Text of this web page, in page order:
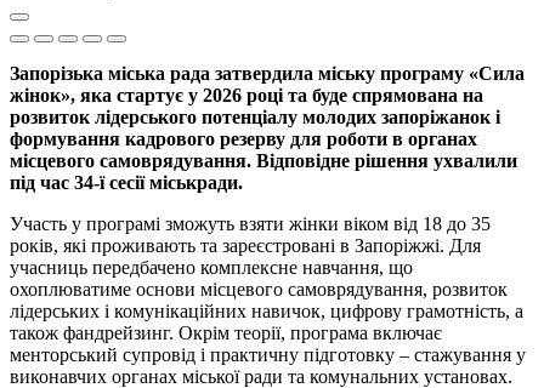
Запорізька міська рада затвердила міську програму «Сила
жінок», яка стартує у 2026 році та буде спрямована на
розвиток лідерського потенціалу молодих запоріжанок і
формування кадрового резерву для роботи в органах
місцевого самоврядування. Відповідне рішення ухвалили
під час 34-ї сесії міськради.
Участь у програмі зможуть взяти жінки віком від 18 до 35
років, які проживають та зареєстровані в Запоріжжі. Для
учасниць передбачено комплексне навчання, що
охоплюватиме основи місцевого самоврядування, розвиток
лідерських і комунікаційних навичок, цифрову грамотність, а
також фандрейзинг. Окрім теорії, програма включає
менторський супровід і практичну підготовку – стажування у
виконавчих органах міської ради та комунальних установах.